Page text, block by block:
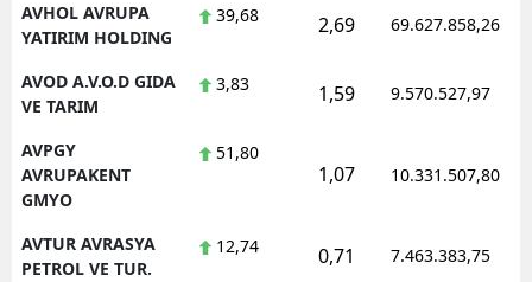
AVHOL AVRUPA
YATIRIM HOLDING
39,68 2,69 69.627.858,26
AVOD A.V.O.D GIDA
VE TARIM
3,83 1,59 9.570.527,97
AVPGY
AVRUPAKENT
GMYO
51,80
1,07 10.331.507,80
AVTUR AVRASYA
PETROL VE TUR.
12,74 0,71 7.463.383,75